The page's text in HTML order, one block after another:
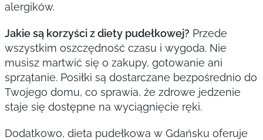
alergików.
Jakie są korzyści z diety pudełkowej? Przede
wszystkim oszczędność czasu i wygoda. Nie
musisz martwić się o zakupy, gotowanie ani
sprzątanie. Posiłki są dostarczane bezpośrednio do
Twojego domu, co sprawia, że zdrowe jedzenie
staje się dostępne na wyciągnięcie ręki.
Dodatkowo, dieta pudełkowa w Gdańsku oferuje